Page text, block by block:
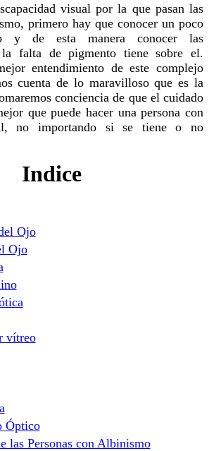
visualpor la que pasan las
, primero hay que conocer un poco
y de esta manera conocer
las
falta depigmento tiene sobre el.
entendimiento deeste complejo
cuenta de lo maravilloso que es la
conciencia de queelcuidado
que puede hacer una persona con
no importando si se tieneo no
Indice
Ojo
Ojo
vítreo
Óptico
las Personas con Albinismo